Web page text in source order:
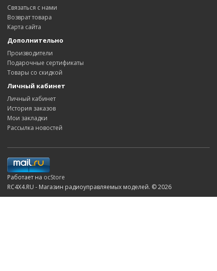
Связаться с нами
Возврат товара
Карта сайта
Дополнительно
Производители
Подарочные сертификаты
Товары со скидкой
Личный кабинет
Личный кабинет
История заказов
Мои закладки
Рассылка новостей
Работает на ocStore
RC4X4.RU - Магазин радиоуправляемых моделей. © 2026